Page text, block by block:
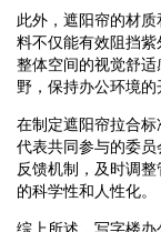
此外，遮阳帘的材
料不仅能有效阻挡
整体空间的视觉舒
野，保持办公环境的
在制定遮阳帘拉合
代表共同参与的委
反馈机制，及时调
的科学性和人性化。